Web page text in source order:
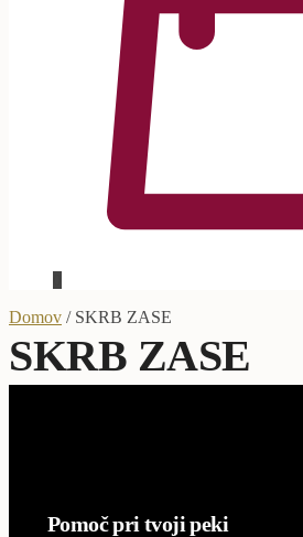
Domov / SKRB ZASE
SKRB ZASE
Pomoč pri tvoji peki